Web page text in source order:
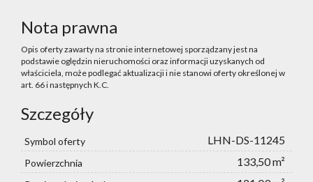
Nota prawna
Opis oferty zawarty na stronie internetowej sporządzany jest na
podstawie oględzin nieruchomości oraz informacji uzyskanych od
właściciela, może podlegać aktualizacji i nie stanowi oferty określonej w
art. 66 i następnych K.C.
Szczegóły
Symbol oferty LHN-DS-11245
Powierzchnia 133,50 m²